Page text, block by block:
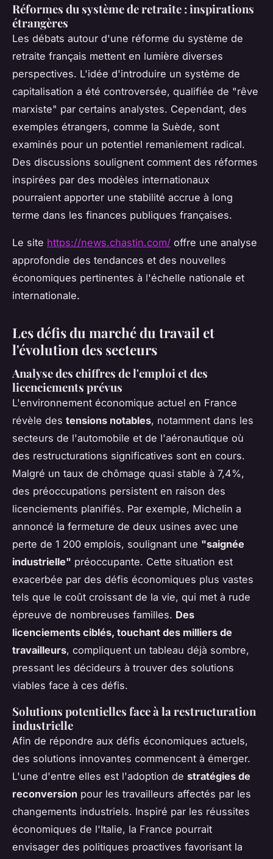
Réformes du système de retraite : inspirations
étrangères
Les débats autour d'une réforme du système de
retraite français mettent en lumière diverses
perspectives. L'idée d'introduire un système de
capitalisation a été controversée, qualifiée de "rêve
marxiste" par certains analystes. Cependant, des
exemples étrangers, comme la Suède, sont
examinés pour un potentiel remaniement radical.
Des discussions soulignent comment des réformes
inspirées par des modèles internationaux
pourraient apporter une stabilité accrue à long
terme dans les finances publiques françaises.
Le site https://news.chastin.com/ offre une analyse
approfondie des tendances et des nouvelles
économiques pertinentes à l'échelle nationale et
internationale.
Les défis du marché du travail et
l'évolution des secteurs
Analyse des chiffres de l'emploi et des
licenciements prévus
L'environnement économique actuel en France
révèle des tensions notables, notamment dans les
secteurs de l'automobile et de l'aéronautique où
des restructurations significatives sont en cours.
Malgré un taux de chômage quasi stable à 7,4%,
des préoccupations persistent en raison des
licenciements planifiés. Par exemple, Michelin a
annoncé la fermeture de deux usines avec une
perte de 1 200 emplois, soulignant une "saignée
industrielle" préoccupante. Cette situation est
exacerbée par des défis économiques plus vastes
tels que le coût croissant de la vie, qui met à rude
épreuve de nombreuses familles. Des
licenciements ciblés, touchant des milliers de
travailleurs, compliquent un tableau déjà sombre,
pressant les décideurs à trouver des solutions
viables face à ces défis.
Solutions potentielles face à la restructuration
industrielle
Afin de répondre aux défis économiques actuels,
des solutions innovantes commencent à émerger.
L'une d'entre elles est l'adoption de stratégies de
reconversion pour les travailleurs affectés par les
changements industriels. Inspiré par les réussites
économiques de l'Italie, la France pourrait
envisager des politiques proactives favorisant la